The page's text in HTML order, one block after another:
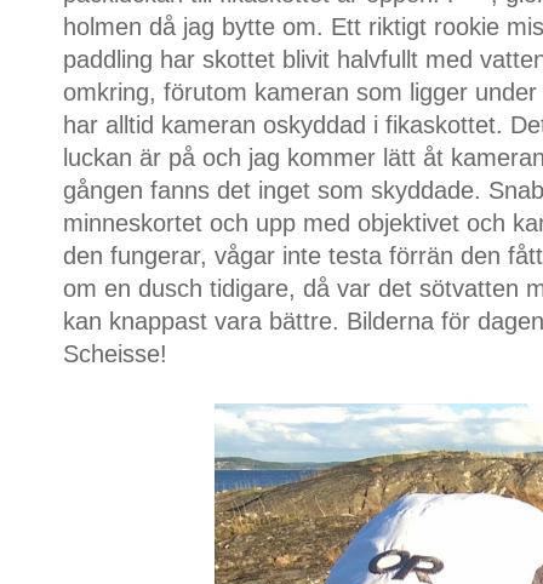
holmen då jag bytte om. Ett riktigt rookie
paddling har skottet blivit halvfullt med
omkring, förutom kameran som ligger
har alltid kameran oskyddad i fikaskottet.
luckan är på och jag kommer lätt åt
gången fanns det inget som skyddade.
minneskortet och upp med objektivet och
den fungerar, vågar inte testa förrän den
om en dusch tidigare, då var det sötvatten
kan knappast vara bättre. Bilderna för
Scheisse!